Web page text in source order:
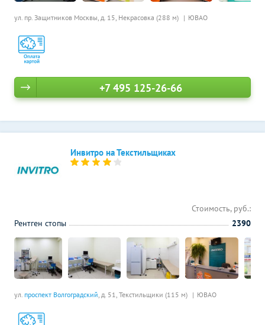
ул. пр. Защитников Москвы, д. 15, Некрасовка (288 м) ЮВАО
+7 495 125-26-66
Инвитро на Текстильщиках
ул. проспект Волгоградский, д. 51, Текстильщики (115 м) ЮВАО
Стоимость, руб.:
Рентген стопы
2390